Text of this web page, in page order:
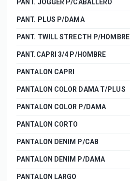
PANT. JOGGER P/CABALLERO
PANT. PLUS P/DAMA
PANT. TWILL STRECTH P/HOMBRE
PANT.CAPRI 3/4 P/HOMBRE
PANTALON CAPRI
PANTALON COLOR DAMA T/PLUS
PANTALON COLOR P/DAMA
PANTALON CORTO
PANTALON DENIM P/CAB
PANTALON DENIM P/DAMA
PANTALON LARGO